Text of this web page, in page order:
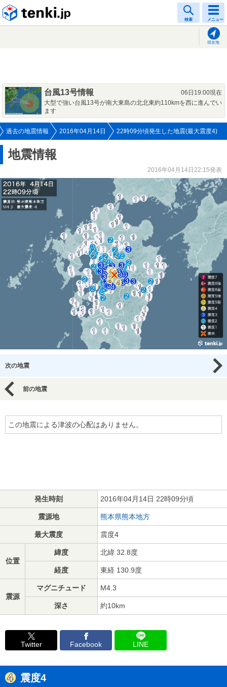
検索 メニュー
現在地
台風13号情報
06日19:00現在
大型で強い台風13号が南大東島の北北東約110kmを西に進んでい
ます
過去の地震情報 2016年04月14日 22時09分頃発生した地震(最大震度4)
地震情報
2016年04月14日22:15発表
次の地震
前の地震
この地震による津波の心配はありません。
発生時刻 2016年04月14日 22時09分頃
震源地 熊本県熊本地方
最大震度 震度4
位置
緯度 北緯 32.8度
経度 東経 130.9度
震源
マグニチュード M4.3
深さ 約10km
Twitter Facebook LINE
震度4